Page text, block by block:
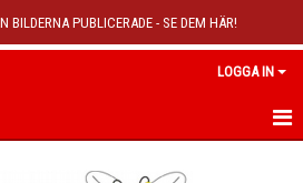
BILDERNA PUBLICERADE - SE DEM HÄR!
LOGGA IN